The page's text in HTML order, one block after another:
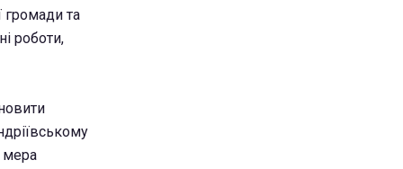
громади та
роботи,
мера